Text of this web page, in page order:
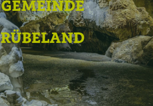
GEMEINDE
RÜBELAND